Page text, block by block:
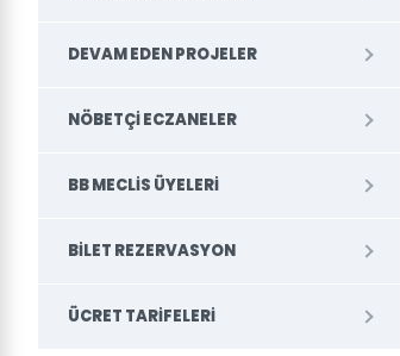
DEVAM EDEN PROJELER
NÖBETÇI ECZANELER
BB MECLIS ÜYELERI
BILET REZERVASYON
ÜCRET TARIFELERI